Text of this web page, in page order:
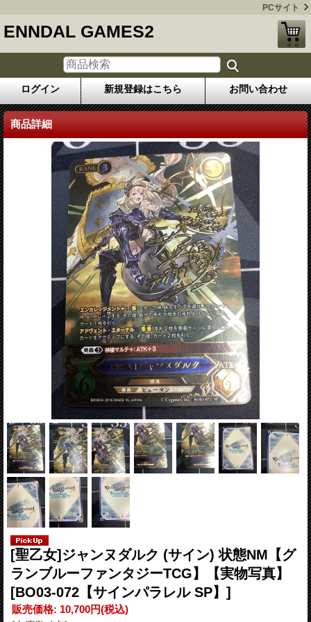
PCサイト
ENNDAL GAMES2
ログイン 新規登録はこちら お問い合わせ
商品詳細
[聖乙女]ジャンヌダルク (サイン) 状態NM【グ
ランブルーファンタジーTCG】【実物写真】
[BO03-072【サインパラレル SP】]
販売価格: 10,700円(税込)